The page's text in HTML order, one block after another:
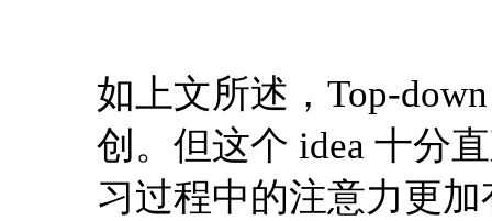
如上文所述，Top-
创。但这个 idea 十分
习过程中的注意力更